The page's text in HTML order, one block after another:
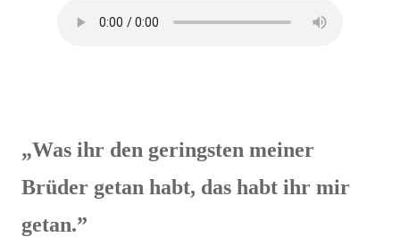
„Was ihr den geringsten meiner
Brüder getan habt, das habt ihr mir
getan.”